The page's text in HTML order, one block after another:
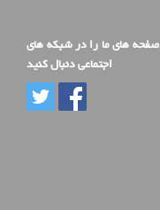
صفحه های ما را در شبکه های
اجتماعی دنبال کنید